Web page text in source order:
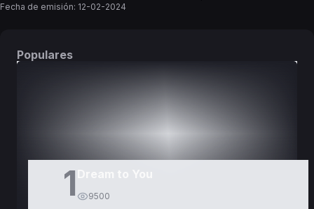
Fecha de emisión: 12-02-2024
Populares
1 9500